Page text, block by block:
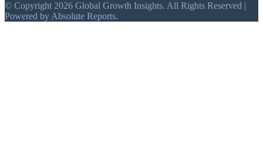
© Copyright 2026 Global Growth Insights. All Rights Reserved |
Powered by Absolute Reports.